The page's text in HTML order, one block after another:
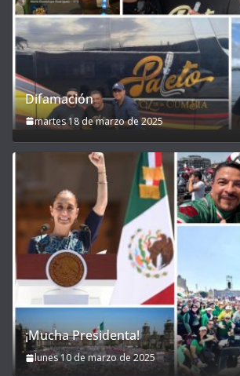
Difamación
martes 18 de marzo de 2025
¡Mucha Presidenta!
lunes 10 de marzo de 2025